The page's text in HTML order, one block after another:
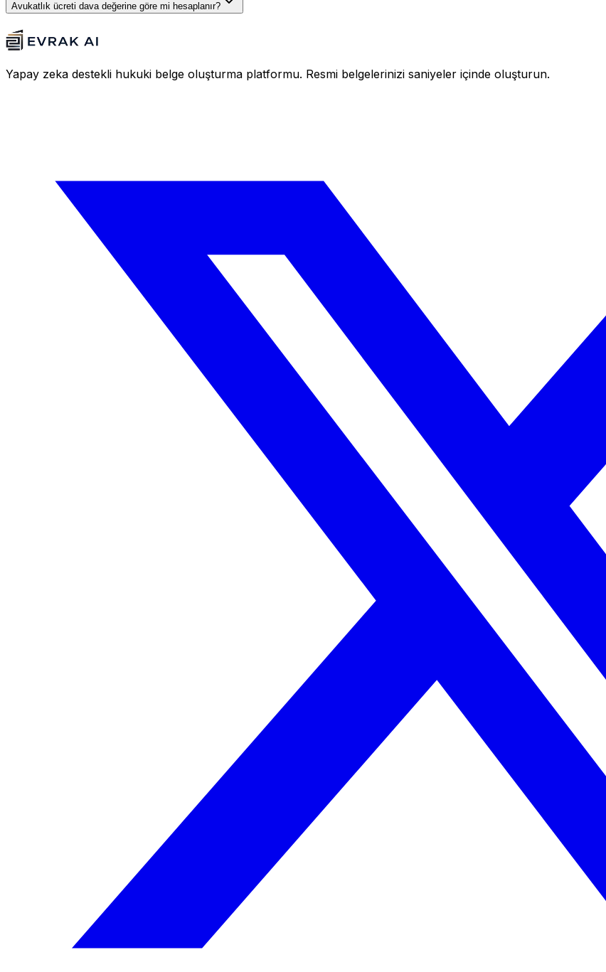
Avukatlık ücreti dava değerine göre mi hesaplanır?
Yapay zeka destekli hukuki belge oluşturma platformu. Resmi belgelerinizi saniyeler içinde oluşturun.